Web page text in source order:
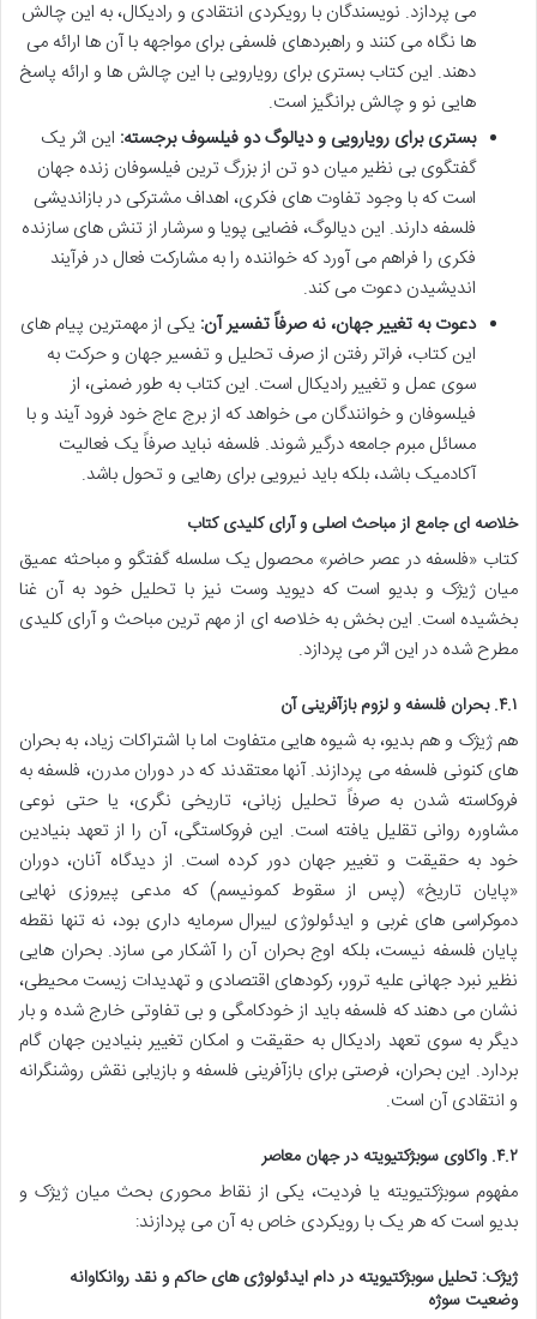
می پردازد. نویسندگان با رویکردی انتقادی و رادیکال، به این چالش
ها نگاه می کنند و راهبردهای فلسفی برای مواجهه با آن ها ارائه می
دهند. این کتاب بستری برای رویارویی با این چالش ها و ارائه پاسخ
هایی نو و چالش برانگیز است.
بستری برای رویارویی و دیالوگ دو فیلسوف برجسته: این اثر یک
گفتگوی بی نظیر میان دو تن از بزرگ ترین فیلسوفان زنده جهان
است که با وجود تفاوت های فکری، اهداف مشترکی در بازاندیشی
فلسفه دارند. این دیالوگ، فضایی پویا و سرشار از تنش های سازنده
فکری را فراهم می آورد که خواننده را به مشارکت فعال در فرآیند
اندیشیدن دعوت می کند.
دعوت به تغییر جهان، نه صرفاً تفسیر آن: یکی از مهمترین پیام های
این کتاب، فراتر رفتن از صرف تحلیل و تفسیر جهان و حرکت به
سوی عمل و تغییر رادیکال است. این کتاب به طور ضمنی، از
فیلسوفان و خوانندگان می خواهد که از برج عاج خود فرود آیند و با
مسائل مبرم جامعه درگیر شوند. فلسفه نباید صرفاً یک فعالیت
آکادمیک باشد، بلکه باید نیرویی برای رهایی و تحول باشد.
خلاصه ای جامع از مباحث اصلی و آرای کلیدی کتاب
کتاب «فلسفه در عصر حاضر» محصول یک سلسله گفتگو و مباحثه عمیق
میان ژیژک و بدیو است که دیوید وست نیز با تحلیل خود به آن غنا
بخشیده است. این بخش به خلاصه ای از مهم ترین مباحث و آرای کلیدی
مطرح شده در این اثر می پردازد.
۴.۱. بحران فلسفه و لزوم بازآفرینی آن
هم ژیژک و هم بدیو، به شیوه هایی متفاوت اما با اشتراکات زیاد، به بحران
های کنونی فلسفه می پردازند. آنها معتقدند که در دوران مدرن، فلسفه به
فروکاسته شدن به صرفاً تحلیل زبانی، تاریخی نگری، یا حتی نوعی
مشاوره روانی تقلیل یافته است. این فروکاستگی، آن را از تعهد بنیادین
خود به حقیقت و تغییر جهان دور کرده است. از دیدگاه آنان، دوران
«پایان تاریخ» (پس از سقوط کمونیسم) که مدعی پیروزی نهایی
دموکراسی های غربی و ایدئولوژی لیبرال سرمایه داری بود، نه تنها نقطه
پایان فلسفه نیست، بلکه اوج بحران آن را آشکار می سازد. بحران هایی
نظیر نبرد جهانی علیه ترور، رکودهای اقتصادی و تهدیدات زیست محیطی،
نشان می دهند که فلسفه باید از خودکامگی و بی تفاوتی خارج شده و بار
دیگر به سوی تعهد رادیکال به حقیقت و امکان تغییر بنیادین جهان گام
بردارد. این بحران، فرصتی برای بازآفرینی فلسفه و بازیابی نقش روشنگرانه
و انتقادی آن است.
۴.۲. واکاوی سوبژکتیویته در جهان معاصر
مفهوم سوبژکتیویته یا فردیت، یکی از نقاط محوری بحث میان ژیژک و
بدیو است که هر یک با رویکردی خاص به آن می پردازند:
ژیژک: تحلیل سوبژکتیویته در دام ایدئولوژی های حاکم و نقد روانکاوانه
وضعیت سوژه